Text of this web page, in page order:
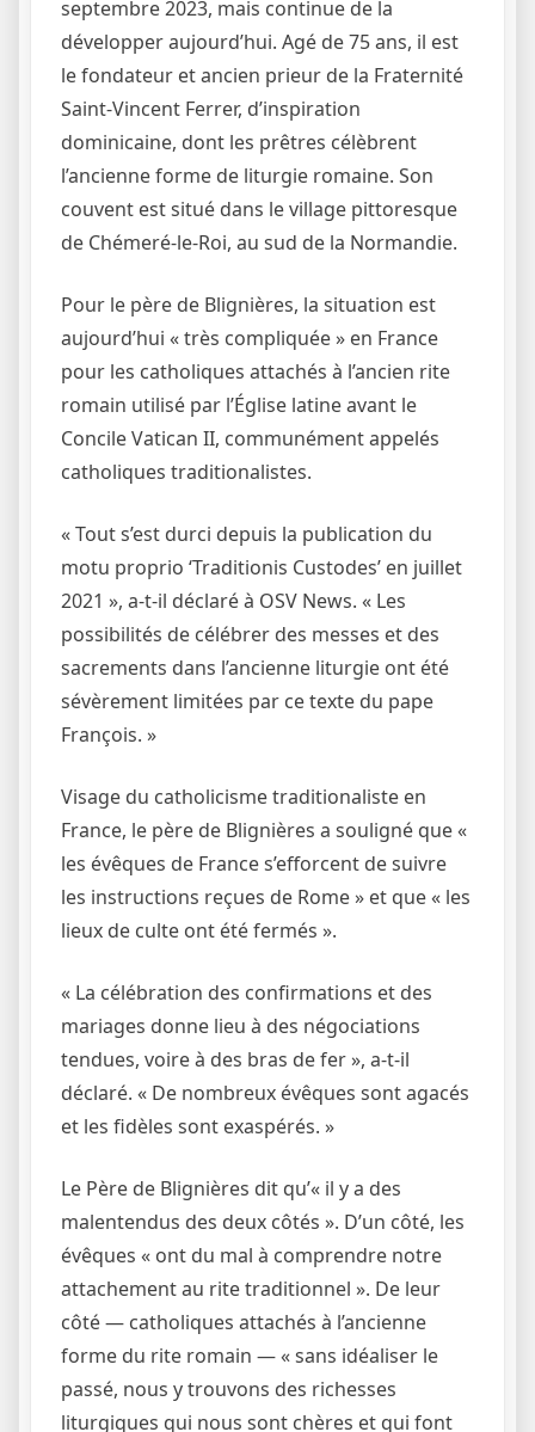
septembre 2023, mais continue de la
développer aujourd’hui. Agé de 75 ans, il est
le fondateur et ancien prieur de la Fraternité
Saint-Vincent Ferrer, d’inspiration
dominicaine, dont les prêtres célèbrent
l’ancienne forme de liturgie romaine. Son
couvent est situé dans le village pittoresque
de Chémeré-le-Roi, au sud de la Normandie.
Pour le père de Blignières, la situation est
aujourd’hui « très compliquée » en France
pour les catholiques attachés à l’ancien rite
romain utilisé par l’Église latine avant le
Concile Vatican II, communément appelés
catholiques traditionalistes.
« Tout s’est durci depuis la publication du
motu proprio ‘Traditionis Custodes’ en juillet
2021 », a-t-il déclaré à OSV News. « Les
possibilités de célébrer des messes et des
sacrements dans l’ancienne liturgie ont été
sévèrement limitées par ce texte du pape
François. »
Visage du catholicisme traditionaliste en
France, le père de Blignières a souligné que «
les évêques de France s’efforcent de suivre
les instructions reçues de Rome » et que « les
lieux de culte ont été fermés ».
« La célébration des confirmations et des
mariages donne lieu à des négociations
tendues, voire à des bras de fer », a-t-il
déclaré. « De nombreux évêques sont agacés
et les fidèles sont exaspérés. »
Le Père de Blignières dit qu’« il y a des
malentendus des deux côtés ». D’un côté, les
évêques « ont du mal à comprendre notre
attachement au rite traditionnel ». De leur
côté — catholiques attachés à l’ancienne
forme du rite romain — « sans idéaliser le
passé, nous y trouvons des richesses
liturgiques qui nous sont chères et qui font